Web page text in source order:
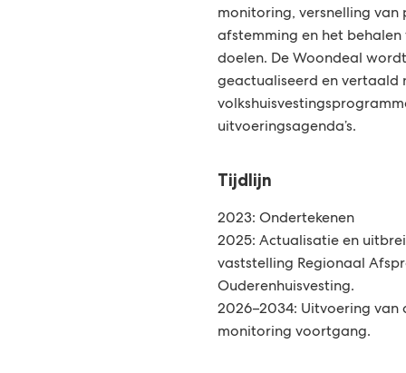
monitoring, versnelling van
afstemming en het
doelen. De Woondeal
geactualiseerd en vertaald
uitvoeringsagenda’s.
Tijdlijn
2023: Ondertekenen
2025: Actualisatie en
vaststelling Regionaal
Ouderenhuisvesting.
2026–2034: Uitvoering van
monitoring voortgang.